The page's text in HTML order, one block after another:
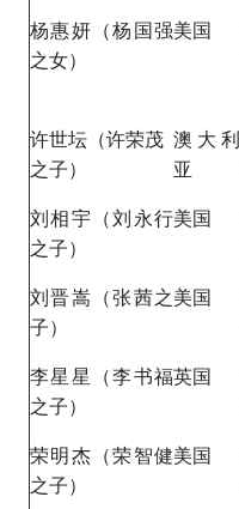
杨惠妍（杨国强
之女）
美国
许世坛（许荣茂
之子）
澳大利
亚
刘相宇（刘永行
之子）
美国
刘晋嵩（张茜之
子）
美国
李星星（李书福
之子）
英国
荣明杰（荣智健
之子）
美国